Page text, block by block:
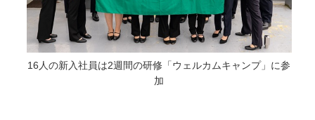
16人の新入社員は2週間の研修「ウェルカムキャンプ」に参
加